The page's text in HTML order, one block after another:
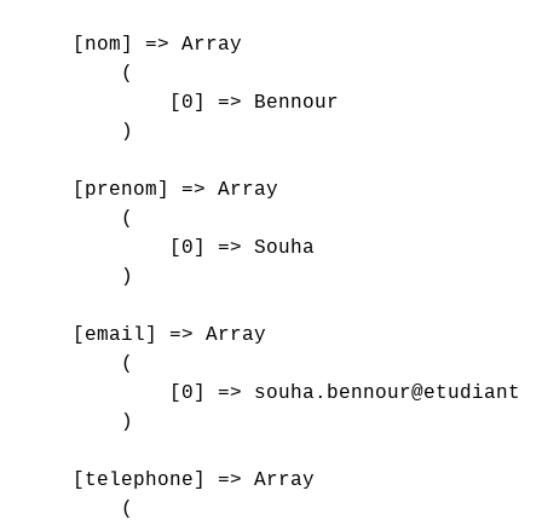
    [nom] => Array
        (
            [0] => Bennour
        )
    [prenom] => Array
        (
            [0] => Souha
        )
    [email] => Array
        (
[0] => souha.bennour@etudiant-
        )
    [telephone] => Array
        (